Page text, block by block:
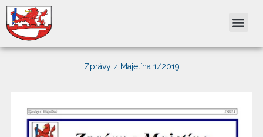
Přeskočit
na
obsah
Zprávy z Majetína 1/2019